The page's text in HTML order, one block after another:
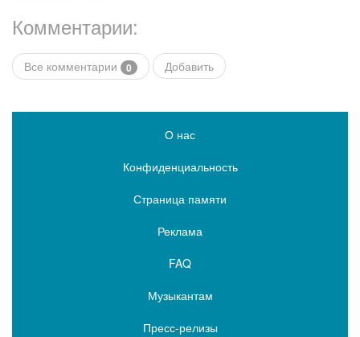
Комментарии:
Все комментарии 0 Добавить
О нас
Конфиденциальность
Страница памяти
Реклама
FAQ
Музыкантам
Пресс-релизы